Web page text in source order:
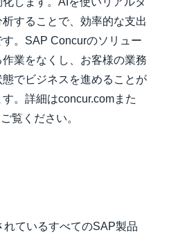
することで、効率的な支出
。SAP Concurのソリュー
業をなくし、お客様の業務
でビジネスを進めることが
。詳細はconcur.comまた
覧ください。
ているすべてのSAP製品